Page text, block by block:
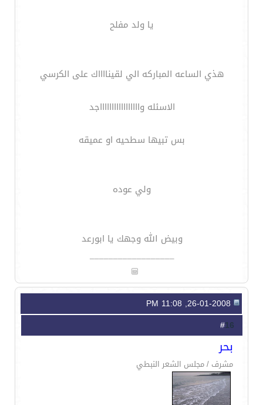
يا ولد مفلح
هذي الساعه المباركه الي لقينااااك على الكرسي
الاسئله واااااااااااااااااجد
بس تبيها سطحيه او عميقه
ولي عوده
وبيض الله وجهك يا ابورعد
__________________
16
بحر
مشرف / مجلس الشعر النبطي